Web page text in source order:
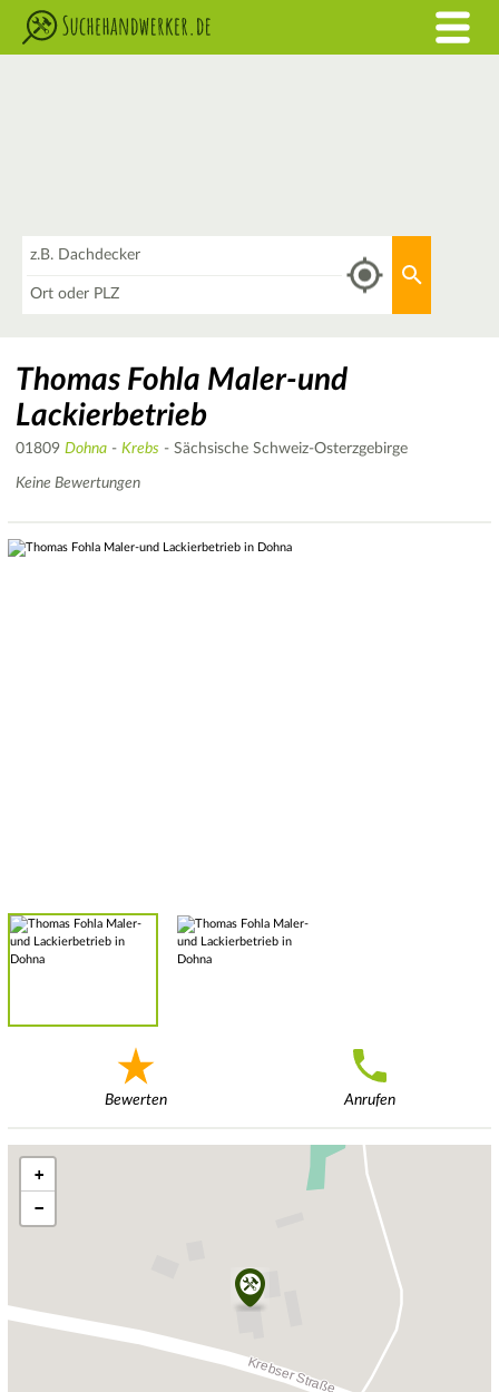
Thomas Fohla Maler-und
Lackierbetrieb
01809 Dohna - Krebs - Sächsische Schweiz-Osterzgebirge
Keine Bewertungen
Bewerten Anrufen
+
−